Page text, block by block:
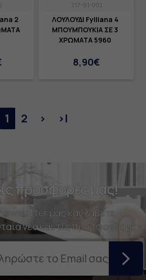
2
717-91-001
ΛΟΥΛΟΥΔΙ Fylliana 4
ΜΠΟΥΜΠΟΥΚΙΑ ΣΕ 3
ΧΡΩΜΑΤΑ 5960
8,90€
1 2 > >|
προσφορές μας!
μας και λάβετε
νέα και τις προσφορές μας.